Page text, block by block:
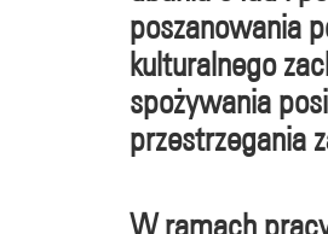
poszanowania
kulturalnego
spożywania
przestrzegania
W ramach